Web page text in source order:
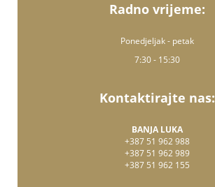
Radno vrijeme:
Ponedjeljak - petak
7:30 - 15:30
Kontaktirajte nas:
BANJA LUKA
+387 51 962 988
+387 51 962 989
+387 51 962 155